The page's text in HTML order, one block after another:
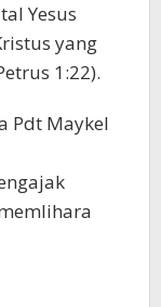
Yesus
yang
1:22).
Pdt Maykel